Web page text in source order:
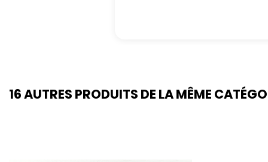
16 AUTRES PRODUITS DE LA MÊME